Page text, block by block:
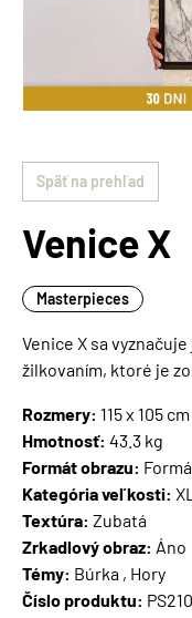
Späť na prehľad
Venice X
Masterpieces
Venice X sa
žilkovaním, ktoré je
Rozmery: 115 x 105 cm
Hmotnosť: 43.3 kg
Formát obrazu:
Kategória veľkosti: XL
Textúra: Zubatá
Zrkadlový obraz: Áno
Témy: Búrka , Hory
Číslo produktu: